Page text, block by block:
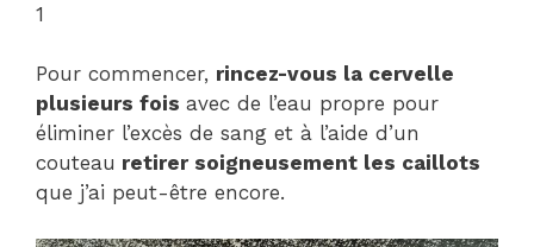
1
Pour commencer, rincez-vous la cervelle
plusieurs fois avec de l’eau propre pour
éliminer l’excès de sang et à l’aide d’un
couteau retirer soigneusement les caillots
que j’ai peut-être encore.